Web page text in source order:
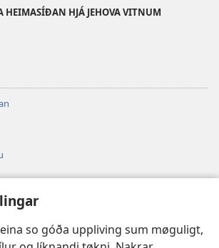
so góða uppliving sum møguligt,
HEIMASÍÐAN HJÁ JEHOVA VITNUM